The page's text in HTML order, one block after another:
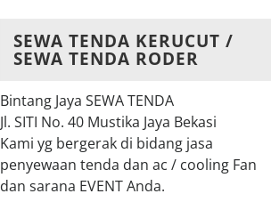
SEWA TENDA KERUCUT /
SEWA TENDA RODER
Bintang Jaya SEWA TENDA
Jl. SITI No. 40 Mustika Jaya Bekasi
Kami yg bergerak di bidang jasa
penyewaan tenda dan ac / cooling Fan
dan sarana EVENT Anda.